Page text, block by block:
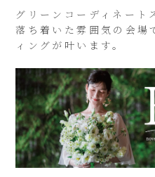
グリーンコーディネート
落ち着いた雰囲気の会場
ィングが叶います。